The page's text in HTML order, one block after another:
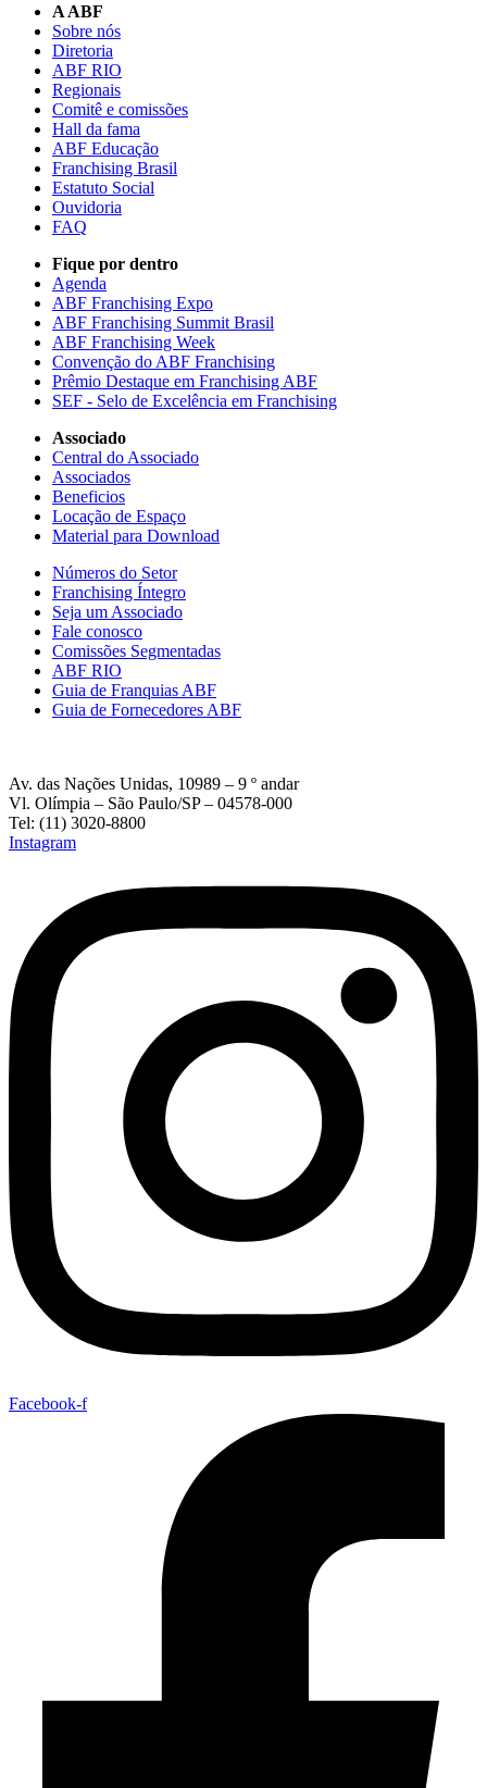
A ABF
Sobre nós
Diretoria
ABF RIO
Regionais
Comitê e comissões
Hall da fama
ABF Educação
Franchising Brasil
Estatuto Social
Ouvidoria
FAQ
Fique por dentro
Agenda
ABF Franchising Expo
ABF Franchising Summit Brasil
ABF Franchising Week
Convenção do ABF Franchising
Prêmio Destaque em Franchising ABF
SEF - Selo de Excelência em Franchising
Associado
Central do Associado
Associados
Beneficios
Locação de Espaço
Material para Download
Números do Setor
Franchising Íntegro
Seja um Associado
Fale conosco
Comissões Segmentadas
ABF RIO
Guia de Franquias ABF
Guia de Fornecedores ABF
Av. das Nações Unidas, 10989 – 9 º andar
Vl. Olímpia – São Paulo/SP – 04578-000
Tel: (11) 3020-8800
Instagram
Facebook-f